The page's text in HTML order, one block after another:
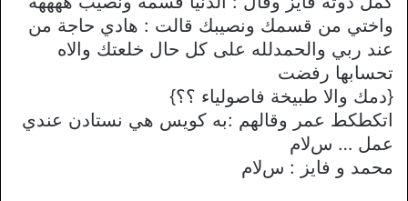
واختي من قسمك ونصيبك قالت : هادي حاجة من
عند ربي والحمدلله على كل حال خلعتك واﻻه
تحسابها رفضت
{دمك واﻻ طبيخة فاصولياء ؟؟}
اتكطكط عمر وقالهم :به كويس هي نستادن عندي
عمل … سﻻم
محمد و فايز : سﻻم